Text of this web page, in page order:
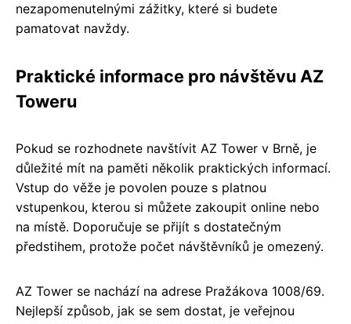
nezapomenutelnými zážitky, které si budete
pamatovat navždy.
Praktické informace pro návštěvu AZ
Toweru
Pokud se rozhodnete navštívit AZ Tower v Brně, je
důležité mít na paměti několik praktických informací.
Vstup do věže je povolen pouze s platnou
vstupenkou, kterou si můžete zakoupit online nebo
na místě. Doporučuje se přijít s dostatečným
předstihem, protože počet návštěvníků je omezený.
AZ Tower se nachází na adrese Pražákova 1008/69.
Nejlepší způsob, jak se sem dostat, je veřejnou